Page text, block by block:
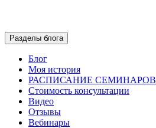
Разделы блога
Блог
Моя история
РАСПИСАНИЕ СЕМИНАРОВ
Стоимость консультации
Видео
Отзывы
Вебинары